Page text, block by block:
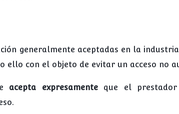
generalmente aceptadas en la
ello con el objeto de evitar un acceso no
acepta expresamenteque el prestador